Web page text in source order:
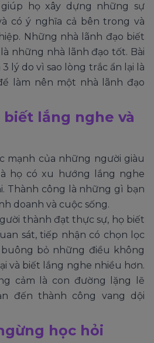
họ xây dựng những sự
có ý nghĩa cả bên trong và
Những nhà lãnh đạo biết
những nhà lãnh đạo tốt. Bài
lý do vì sao lòng trắc ẩn lại là
làm nên một nhà lãnh đạo
biết lắng nghe và
mạnh của những người giàu
họ có xu hướng lắng nghe
Thành công là những gì bạn
doanh và cuộc sống.
thành đạt thực sự, họ biết
sát, tiếp nhận có chọn lọc
bỏ những điều không
và biết lắng nghe nhiều hơn.
cảm là con đường lặng lẽ
đến thành công vang dội
học hỏi